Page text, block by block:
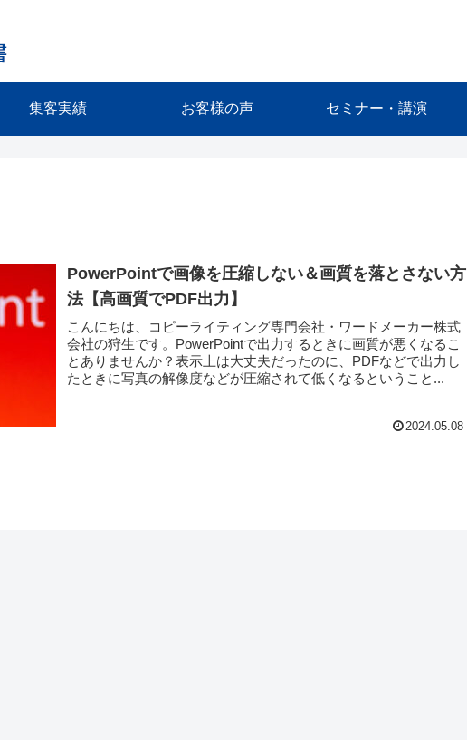
集客実績 お客様の声 セミナー・講演
PowerPointで画像を圧縮しない＆画質を落とさない方
法【高画質でPDF出力】
こんにちは、コピーライティング専門会社・ワードメーカー株式
会社の狩生です。PowerPointで出力するときに画質が悪くなるこ
とありませんか？表示上は大丈夫だったのに、PDFなどで出力し
たときに写真の解像度などが圧縮されて低くなるということ...
2024.05.08